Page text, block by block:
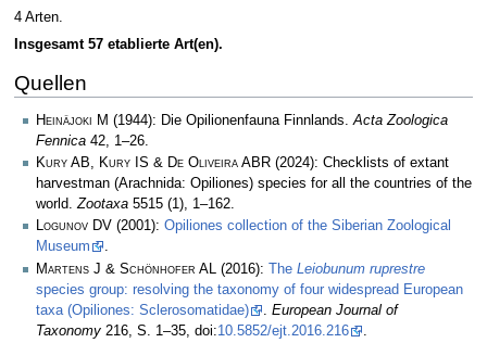
4 Arten.
Insgesamt 57 etablierte Art(en).
Quellen
Heinäjoki M (1944): Die Opilionenfauna Finnlands.Acta Zoologica
Fennica 42, 1–26.
Kury AB, Kury IS & De Oliveira ABR (2024): Checklists of extant
harvestman (Arachnida: Opiliones) species for all the countries of the
world.Zootaxa 5515 (1), 1–162.
Logunov DV (2001): Opiliones collection of the Siberian Zoological
Museum
.
Martens J & Schönhofer AL
(2016): The Leiobunum ruprestre
species group: resolving the taxonomy of four widespread European
taxa (Opiliones: Sclerosomatidae)
European Journal of
Taxonomy 216, S. 1–35, doi:10.5852/ejt.2016.216